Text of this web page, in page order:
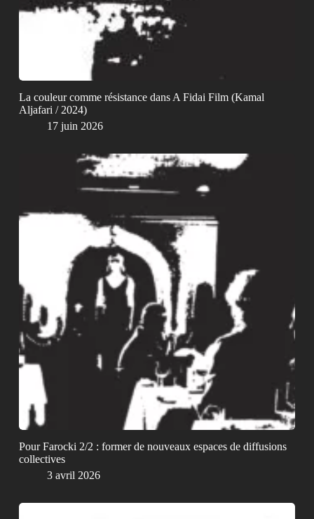
La couleur comme résistance dans A Fidai Film (Kamal
Aljafari / 2024)
17 juin 2026
Pour Farocki 2/2 : former de nouveaux espaces de diffusions
collectives
3 avril 2026